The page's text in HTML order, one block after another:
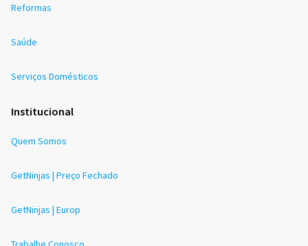
Reformas
Saúde
Serviços Domésticos
Institucional
Quem Somos
GetNinjas | Preço Fechado
GetNinjas | Europ